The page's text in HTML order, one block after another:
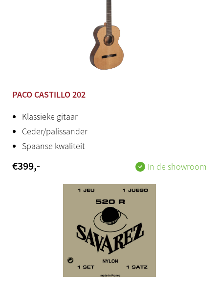
Houtsoort achterkant
Houtsoort zijkant
Houtsoort top
Solid cedar – ceder
Houtsoort hals
PACO CASTILLO 202
Klassieke gitaar
Ceder/palissander
Spaanse kwaliteit
€399,- In de showroom